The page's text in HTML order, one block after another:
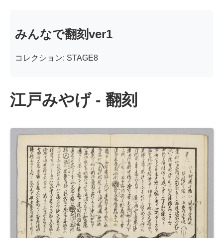
みんなで翻刻ver1
コレクション: STAGE8
江戸みやげ - 翻刻